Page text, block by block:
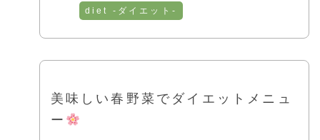
diet -ダイエット-
美味しい春野菜でダイエットメニュ
ー